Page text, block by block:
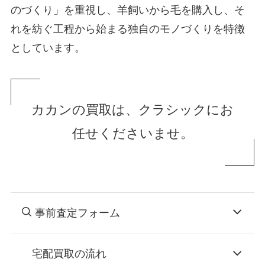
のづくり」を重視し、羊飼いから毛を購入し、そ
れを紡ぐ工程から始まる独自のモノづくりを特徴
としています。
カカンの買取は、クラシックにお
任せくださいませ。
事前査定フォーム
宅配買取の流れ